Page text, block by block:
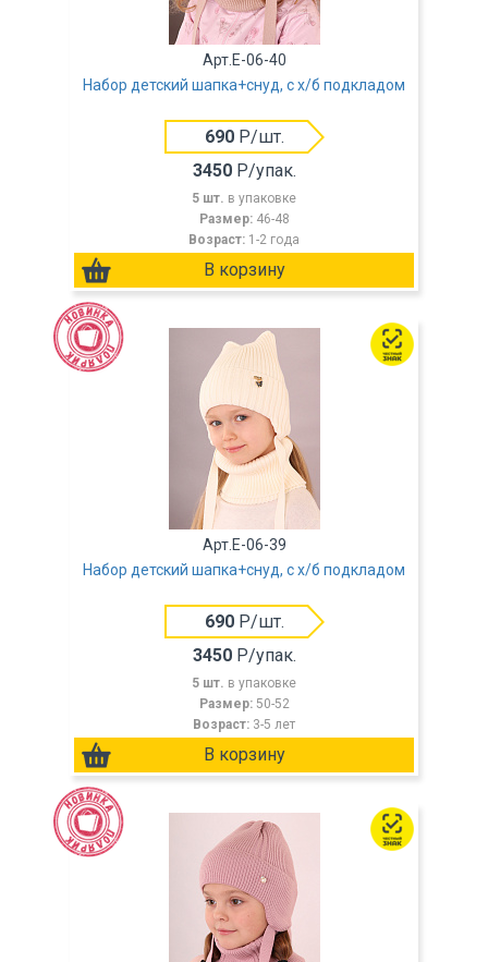
Арт.E-06-40
Набор детский шапка+снуд, с х/б подкладом
690Р/шт.
3450Р/упак.
5 шт. в упаковке
Размер: 46-48
Возраст: 1-2 года
Арт.E-06-39
Набор детский шапка+снуд, с х/б подкладом
690Р/шт.
3450Р/упак.
5 шт. в упаковке
Размер: 50-52
Возраст: 3-5 лет